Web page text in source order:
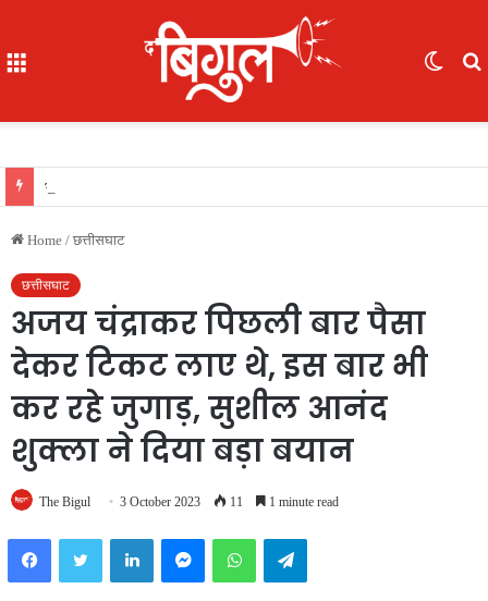
Home / छत्तीसघाट
छत्तीसघाट
अजय चंद्राकर पिछली बार पैसा
देकर टिकट लाए थे, इस बार भी
कर रहे जुगाड़, सुशील आनंद
शुक्ला ने दिया बड़ा बयान
The Bigul 3 October 2023 11 1 minute read
FacebookTwitter LinkedInMessengerWhatsAppTelegram